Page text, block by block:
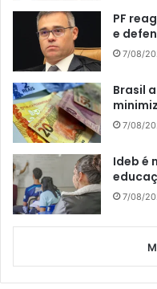
PF
e
7/08/
Brasil
7/08/
Ideb é
7/08/